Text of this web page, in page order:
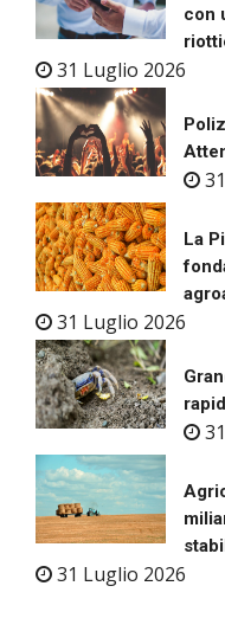
con
31 Luglio 2026
La
31 Luglio 2026
31 Luglio 2026